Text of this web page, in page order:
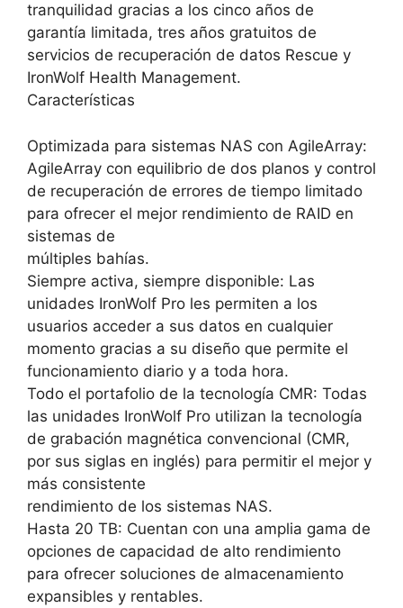
tranquilidad gracias a los cinco años de
garantía limitada, tres años gratuitos de
servicios de recuperación de datos Rescue y
IronWolf Health Management.
Características
Optimizada para sistemas NAS con AgileArray:
AgileArray con equilibrio de dos planos y control
de recuperación de errores de tiempo limitado
para ofrecer el mejor rendimiento de RAID en
sistemas de
múltiples bahías.
Siempre activa, siempre disponible: Las
unidades IronWolf Pro les permiten a los
usuarios acceder a sus datos en cualquier
momento gracias a su diseño que permite el
funcionamiento diario y a toda hora.
Todo el portafolio de la tecnología CMR: Todas
las unidades IronWolf Pro utilizan la tecnología
de grabación magnética convencional (CMR,
por sus siglas en inglés) para permitir el mejor y
más consistente
rendimiento de los sistemas NAS.
Hasta 20 TB: Cuentan con una amplia gama de
opciones de capacidad de alto rendimiento
para ofrecer soluciones de almacenamiento
expansibles y rentables.